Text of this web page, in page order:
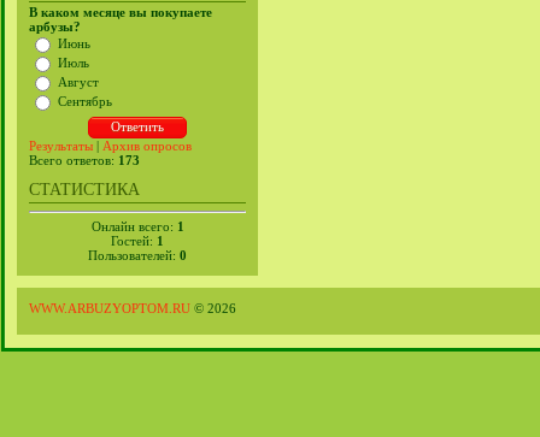
В каком месяце вы покупаете
арбузы?
Июнь
Июль
Август
Сентябрь
Результаты | Архив опросов
Всего ответов: 173
СТАТИСТИКА
Онлайн всего: 1
Гостей: 1
Пользователей: 0
WWW.ARBUZYOPTOM.RU © 2026